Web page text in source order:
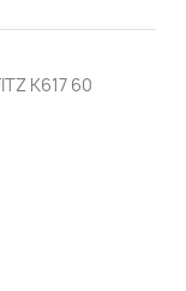
K617 60